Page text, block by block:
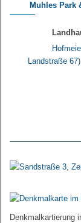
Muhles Park
Landstraße 67)
Denkmalkartierung